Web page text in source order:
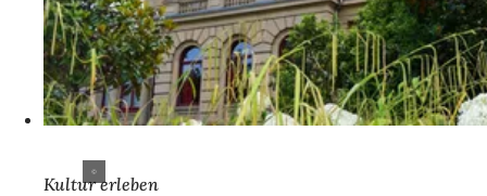
Kultur erleben